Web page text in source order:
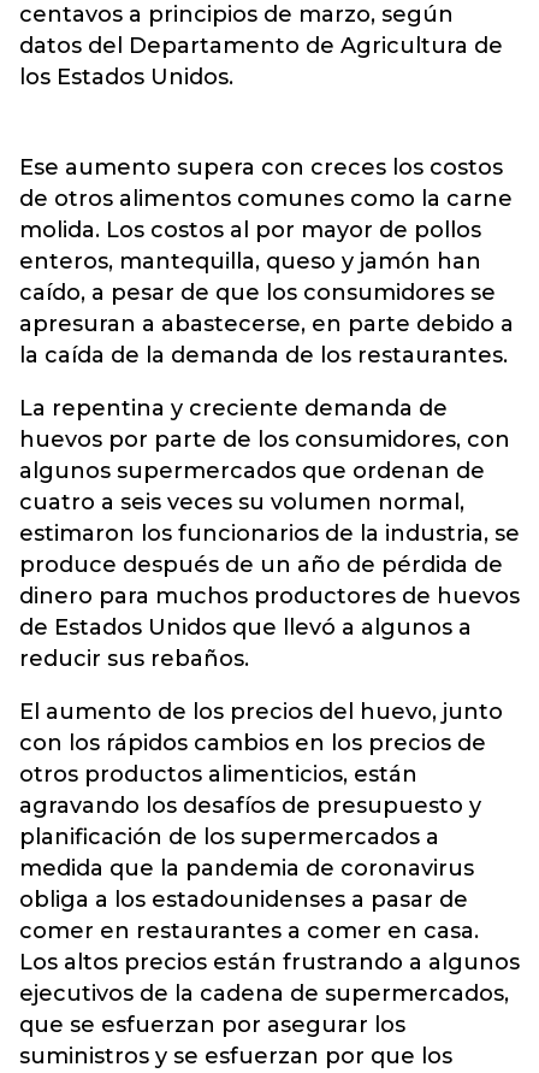
centavos a principios de marzo, según
datos del Departamento de Agricultura de
los Estados Unidos.
Ese aumento supera con creces los costos
de otros alimentos comunes como la carne
molida. Los costos al por mayor de pollos
enteros, mantequilla, queso y jamón han
caído, a pesar de que los consumidores se
apresuran a abastecerse, en parte debido a
la caída de la demanda de los restaurantes.
La repentina y creciente demanda de
huevos por parte de los consumidores, con
algunos supermercados que ordenan de
cuatro a seis veces su volumen normal,
estimaron los funcionarios de la industria, se
produce después de un año de pérdida de
dinero para muchos productores de huevos
de Estados Unidos que llevó a algunos a
reducir sus rebaños.
El aumento de los precios del huevo, junto
con los rápidos cambios en los precios de
otros productos alimenticios, están
agravando los desafíos de presupuesto y
planificación de los supermercados a
medida que la pandemia de coronavirus
obliga a los estadounidenses a pasar de
comer en restaurantes a comer en casa.
Los altos precios están frustrando a algunos
ejecutivos de la cadena de supermercados,
que se esfuerzan por asegurar los
suministros y se esfuerzan por que los